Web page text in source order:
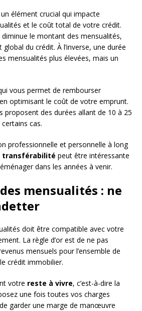
élément crucial qui impacte
et le coût total de votre crédit.
le montant des mensualités,
du crédit. À l’inverse, une durée
mensualités plus élevées, mais un
vous permet de rembourser
optimisant le coût de votre emprunt.
proposent des durées allant de 10 à 25
cas.
professionnelle et personnelle à long
transférabilité peut être intéressante
dans les années à venir.
mensualités : ne
doit être compatible avec votre
La règle d’or est de ne pas
mensuels pour l’ensemble de
crédit immobilier.
votre reste à vivre, c’est-à-dire la
une fois toutes vos charges
garder une marge de manœuvre